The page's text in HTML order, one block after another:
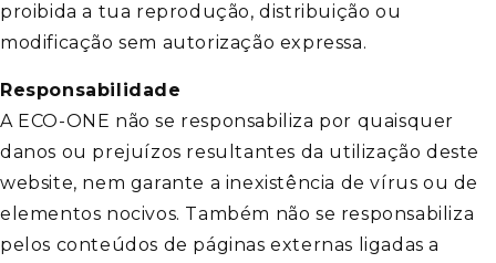
proibida a tua reprodução, distribuição ou
modificação sem autorização expressa.
Responsabilidade
A ECO-ONE não se responsabiliza por quaisquer
danos ou prejuízos resultantes da utilização deste
website, nem garante a inexistência de vírus ou de
elementos nocivos. Também não se responsabiliza
pelos conteúdos de páginas externas ligadas a